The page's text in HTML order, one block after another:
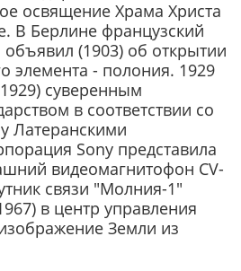
освящение Храма Христа
В Берлине французский
(1903) об открытии
элемента - полония. 1929
суверенным
в соответствии со
Латеранскими
Sony представила
видеомагнитофон CV-
связи "Молния-1"
в центр управления
Земли из